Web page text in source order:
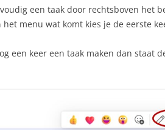
een taak door rechtsboven het
het menu wat komt kies je de eerste
een keer een taak maken dan staat